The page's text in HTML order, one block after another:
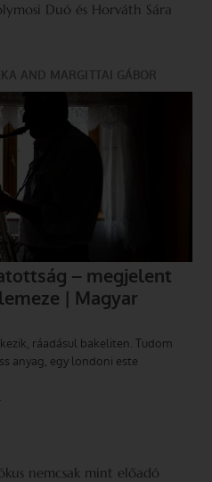
Duó és Horváth Sára
nemcsak mint előadó